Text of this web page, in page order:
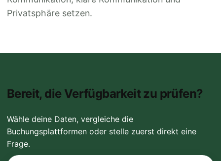
Privatsphäre setzen.
Bereit, die Verfügbarkeit zu prüfen?
Wähle deine Daten, vergleiche die
Buchungsplattformen oder stelle zuerst direkt eine
Frage.